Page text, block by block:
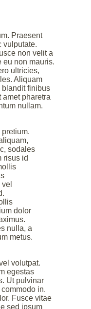
Praesent
vulputate.
non velit a
eu non mauris.
ultricies,
Aliquam
finibus
pharetra
nullam.
sodales
risus id
dolor
nulla, a
metus.
volutpat.
egestas
Ut pulvinar
in.
Fusce vitae
sed ipsum